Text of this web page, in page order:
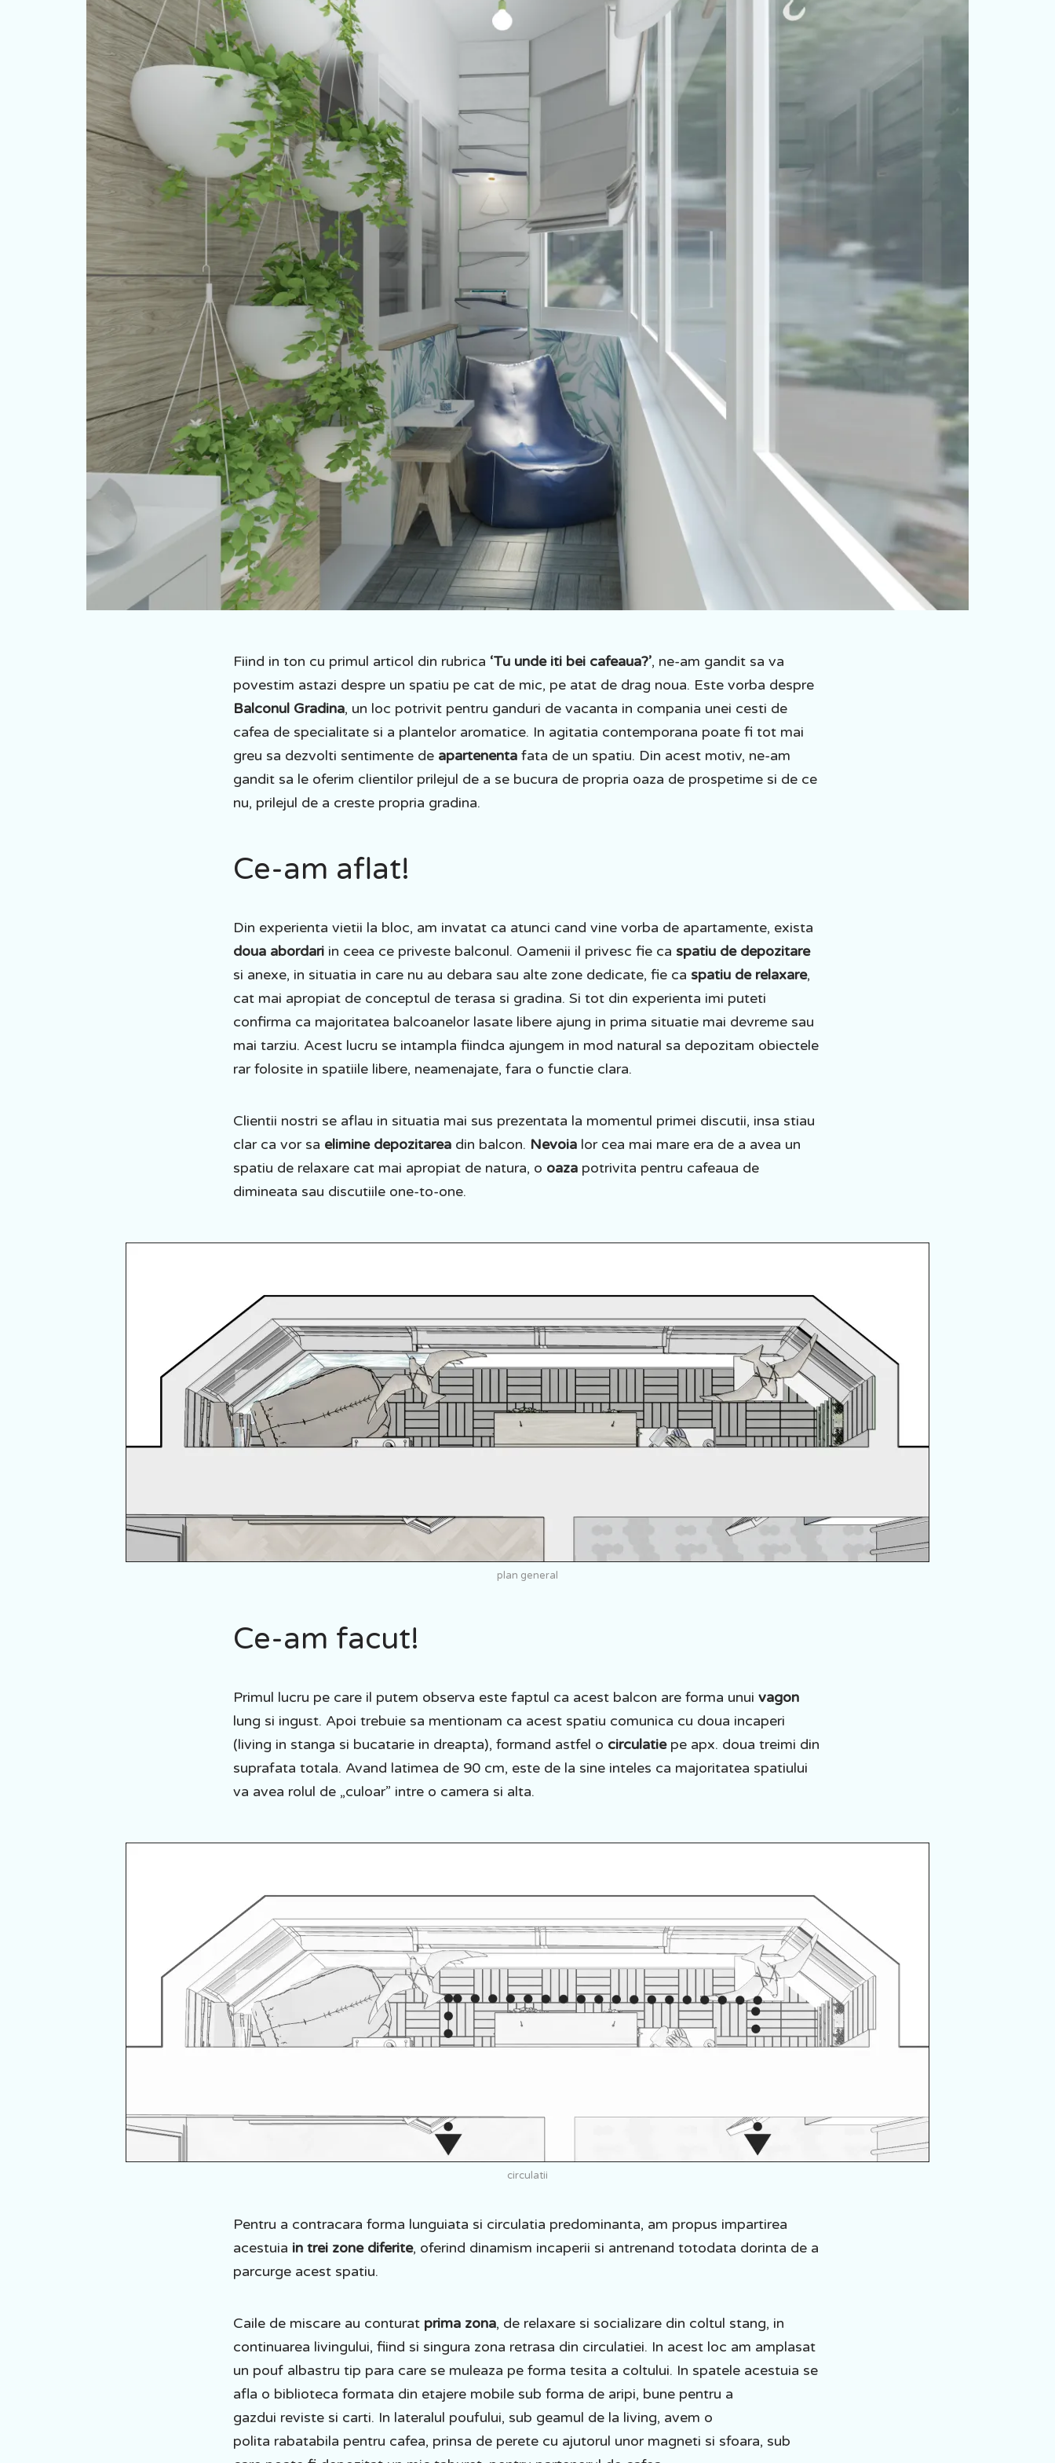
Fiind in ton cu primul articol din rubrica ‘Tu unde iti bei cafeaua?’, ne-am gandit sa va
povestim astazi despre un spatiu pe cat de mic, pe atat de drag noua. Este vorba despre
Balconul Gradina, un loc potrivit pentru ganduri de vacanta in compania unei cesti de
cafea de specialitate si a plantelor aromatice. In agitatia contemporana poate fi tot mai
greu sa dezvolti sentimente de apartenenta fata de un spatiu. Din acest motiv, ne-am
gandit sa le oferim clientilor prilejul de a se bucura de propria oaza de prospetime si de ce
nu, prilejul de a creste propria gradina.
Ce-am aflat!
Din experienta vietii la bloc, am invatat ca atunci cand vine vorba de apartamente, exista
doua abordari in ceea ce priveste balconul. Oamenii il privesc fie ca spatiu de depozitare
si anexe, in situatia in care nu au debara sau alte zone dedicate, fie ca spatiu de relaxare,
cat mai apropiat de conceptul de terasa si gradina. Si tot din experienta imi puteti
confirma ca majoritatea balcoanelor lasate libere ajung in prima situatie mai devreme sau
mai tarziu. Acest lucru se intampla fiindca ajungem in mod natural sa depozitam obiectele
rar folosite in spatiile libere, neamenajate, fara o functie clara.
Clientii nostri se aflau in situatia mai sus prezentata la momentul primei discutii, insa stiau
clar ca vor sa elimine depozitarea din balcon. Nevoia lor cea mai mare era de a avea un
spatiu de relaxare cat mai apropiat de natura, o oaza potrivita pentru cafeaua de
dimineata sau discutiile one-to-one.
plan general
Ce-am facut!
Primul lucru pe care il putem observa este faptul ca acest balcon are forma unui vagon
lung si ingust. Apoi trebuie sa mentionam ca acest spatiu comunica cu doua incaperi
(living in stanga si bucatarie in dreapta), formand astfel o circulatiepe apx. doua treimi din
suprafata totala. Avand latimea de 90 cm, este de la sine inteles ca majoritatea spatiului
va avea rolul de „culoar” intre o camera si alta.
circulatii
Pentru a contracara forma lunguiata si circulatia predominanta, am propus impartirea
acestuia in trei zone diferite, oferind dinamism incaperii si antrenand totodata dorinta de a
parcurge acest spatiu.
Caile de miscare au conturat prima zona, de relaxare si socializare din coltul stang, in
continuarea livingului, fiind si singura zona retrasa din circulatiei. In acest loc am amplasat
un pouf albastru tip para care se muleaza pe forma tesita a coltului. In spatele acestuia se
afla o biblioteca formata din etajere mobile sub forma de aripi, bune pentru a
gazdui reviste si carti. In lateralul poufului, sub geamul de la living, avem o
polita rabatabila pentru cafea, prinsa de perete cu ajutorul unor magneti si sfoara, sub